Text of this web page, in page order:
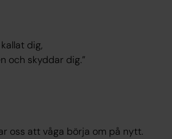
dig,
och skyddar dig.”
oss att våga börja om på nytt.